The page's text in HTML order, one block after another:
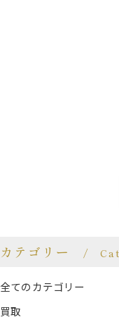
カテゴリー
全てのカテゴリー
買取